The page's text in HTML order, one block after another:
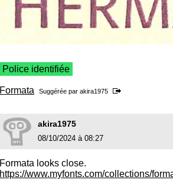
Police identifiée
Formata Suggérée par akira1975
akira1975
08/10/2024 à 08:27
Formata looks close.
https://www.myfonts.com/collections/